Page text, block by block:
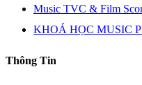
Music TVC & Film
KHOÁ HỌC MUSIC
Thông Tin